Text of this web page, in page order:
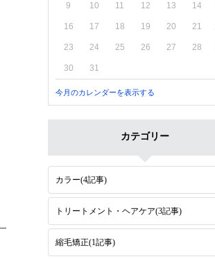
9 10 11 12 13 14
16 17 18 19 20 21
23 24 25 26 27 28
30 31
今月のカレンダーを表示する
カテゴリー
カラー(4記事)
トリートメント・ヘアケア(3記事)
縮毛矯正(1記事)